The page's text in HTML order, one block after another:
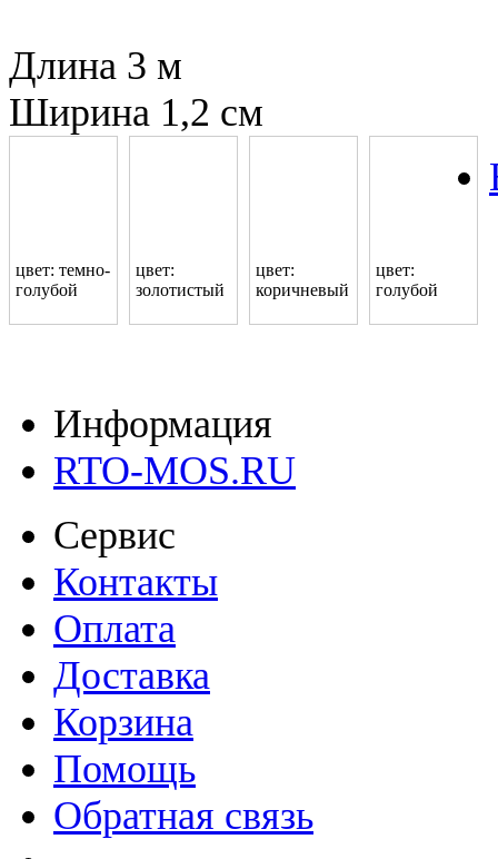
Длина 3 м
Ширина 1,2 см
цвет: темно-
голубой
цвет:
золотистый
цвет:
коричневый
цвет:
голубой
Информация
RTO-MOS.RU
Сервис
Контакты
Оплата
Доставка
Корзина
Помощь
Обратная связь